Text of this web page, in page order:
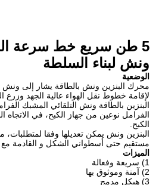
5 طن سريع خط سرعة
ونش لبناء السلطة
الوضعية
محرك البنزين ونش بالطاقة يشار إلى ونش
لإقامة خطوط نقل الهواء عالية الجهد وزرع
البنزين بالطاقة ونش التلقائي المشبك
الفرامل نوعين من جهاز الكبح، في الاتجاه
الكبح.
البنزين ونش يمكن تعديلها وفقا لمتطلبات،
مستقيم حتى أسطواني الشكل و القادمة
الميزات